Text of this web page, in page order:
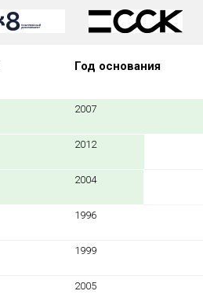
Год основания
2007
2012
2004
1996
1999
2005